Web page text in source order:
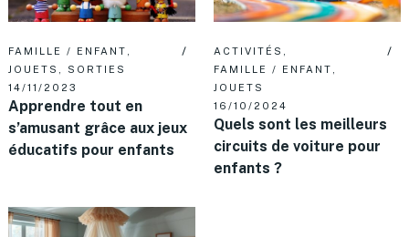
FAMILLE / ENFANT
JOUETS
SORTIES
14/11/2023
Apprendre tout en
s’amusant grâce aux jeux
éducatifs pour enfants
ACTIVITÉS
FAMILLE / ENFANT
JOUETS
16/10/2024
Quels sont les meilleurs
circuits de voiture pour
enfants ?